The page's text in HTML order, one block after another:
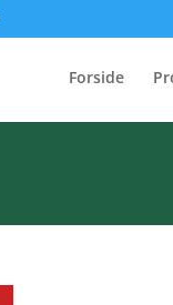
Forside